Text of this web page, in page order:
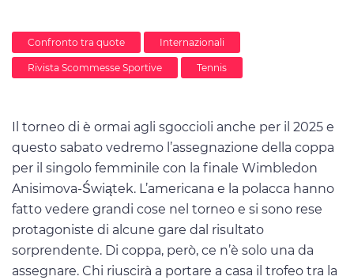
Confronto tra quote Internazionali
Rivista Scommesse Sportive Tennis
Il torneo di è ormai agli sgoccioli anche per il 2025 e
questo sabato vedremo l’assegnazione della coppa
per il singolo femminile con la finale Wimbledon
Anisimova-Świątek. L’americana e la polacca hanno
fatto vedere grandi cose nel torneo e si sono rese
protagoniste di alcune gare dal risultato
sorprendente. Di coppa, però, ce n’è solo una da
assegnare. Chi riuscirà a portare a casa il trofeo tra la